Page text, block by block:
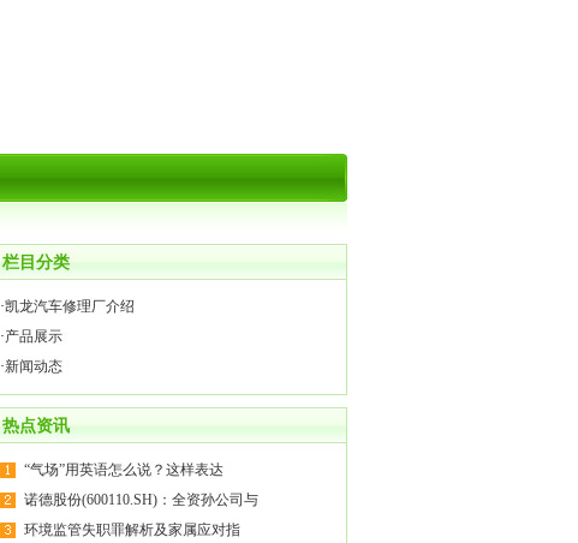
栏目分类
·凯龙汽车修理厂介绍
·产品展示
·新闻动态
热点资讯
“气场”用英语怎么说？这样表达
诺德股份(600110.SH)：全资孙公司与
环境监管失职罪解析及家属应对指